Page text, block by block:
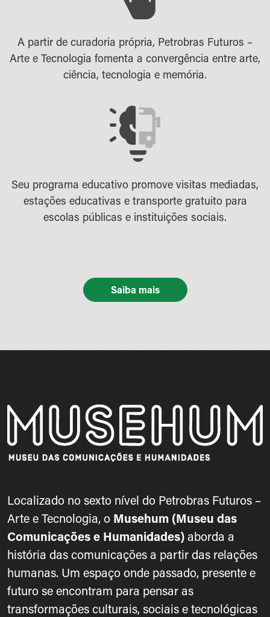
A partir de curadoria própria, Petrobras Futuros –
Arte e Tecnologia fomenta a convergência entre arte,
ciência, tecnologia e memória.
Seu programa educativo promove visitas mediadas,
estações educativas e transporte gratuito para
escolas públicas e instituições sociais.
Saiba mais
Localizado no sexto nível do Petrobras Futuros –
Arte e Tecnologia, o Musehum (Museu das
Comunicações e Humanidades)aborda a
história das comunicações a partir das relações
humanas. Um espaço onde passado, presente e
futuro se encontram para pensar as
transformações culturais, sociais e tecnológicas